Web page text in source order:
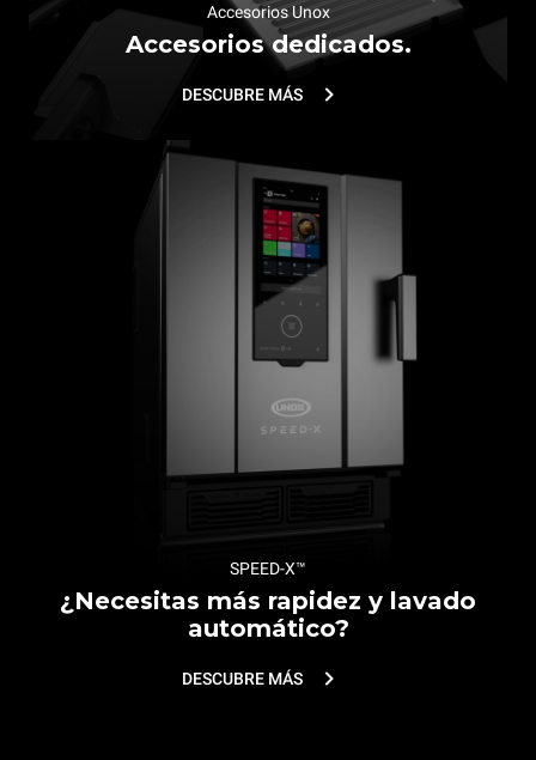
Accesorios Unox
Accesorios dedicados.
DESCUBRE MÁS
SPEED-X™
¿Necesitas más rapidez y lavado
automático?
DESCUBRE MÁS